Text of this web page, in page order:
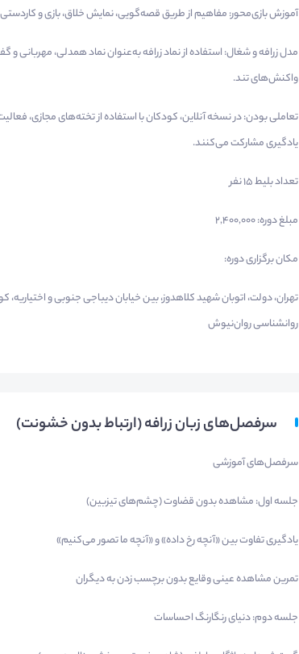
آموزش بازی‌محور: مفاهیم از طریق قصه‌گویی، نمایش خلاق، بازی و
مدل زرافه و شغال: استفاده از نماد زرافه به‌عنوان نماد همدلی، مهربانی
واکنش‌های تند.
تعاملی بودن: در نسخه آنلاین، کودکان با استفاده از تخته‌های مجازی،
یادگیری مشارکت می‌کنند.
تعداد بلیط ۱۵ نفر
مبلغ دوره: 2,400,000
مکان برگزاری دوره:
روانشناسی روان‌نیوش
سرفصل‌های زبان زرافه (ارتباط بدون خشونت)
سرفصل‌های آموزشی
جلسه اول: مشاهده بدون قضاوت (چشم‌های تیزبین)
یادگیری تفاوت بین «آنچه رخ داده» و «آنچه ما تصور می‌کنیم»
تمرین مشاهده عینی وقایع بدون برچسب زدن به دیگران
جلسه دوم: دنیای رنگارنگ احساسات